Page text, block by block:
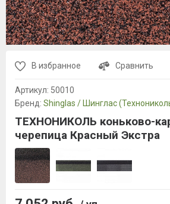
В избранное Сравнить
Артикул: 50010
Бренд: Shinglas / Шинглас
ТЕХНОНИКОЛЬ коньково-
черепица Красный Экстра